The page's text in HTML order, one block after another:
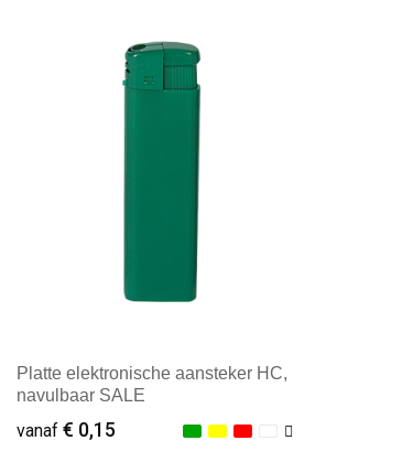
Minimale afname: 100
Platte elektronische aansteker HC,
navulbaar SALE
vanaf € 0,15